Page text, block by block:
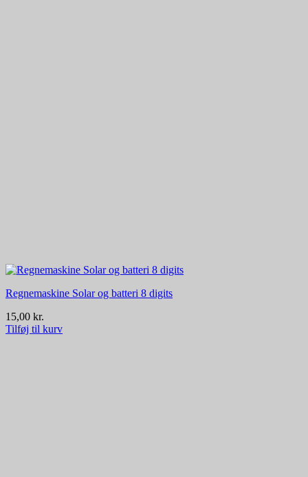
Regnemaskine Solar og batteri 8 digits
15,00 kr.
Tilføj til kurv